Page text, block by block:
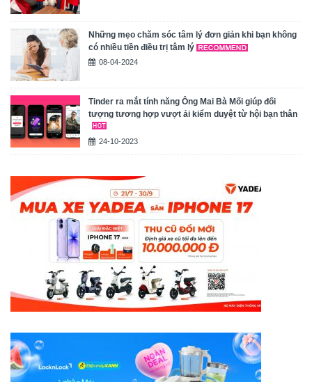
Những mẹo chăm sóc tâm lý đơn giản khi bạn không
có nhiều tiền điều trị tâm lý
08-04-2024
Tinder ra mắt tính năng Ông Mai Bà Mối giúp đối
tượng tương hợp vượt ải kiểm duyệt từ hội bạn thân
24-10-2023